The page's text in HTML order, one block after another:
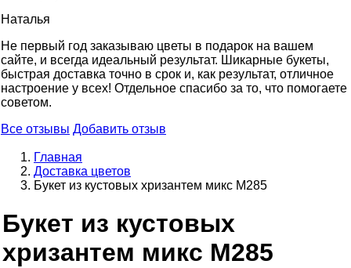
Наталья
Не первый год заказываю цветы в подарок на вашем
сайте, и всегда идеальный результат. Шикарные букеты,
быстрая доставка точно в срок и, как результат, отличное
настроение у всех! Отдельное спасибо за то, что помогаете
советом.
Все отзывы Добавить отзыв
Главная
Доставка цветов
Букет из кустовых хризантем микс М285
Букет из кустовых
хризантем микс М285